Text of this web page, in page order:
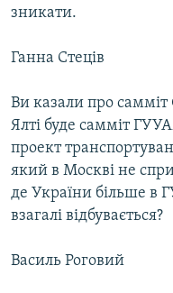
зникати.
Ганна Стеців
Ви казали про самміт
Ялті буде самміт
проект
який в Москві не
де України більше в
взагалі відбувається?
Василь Роговий